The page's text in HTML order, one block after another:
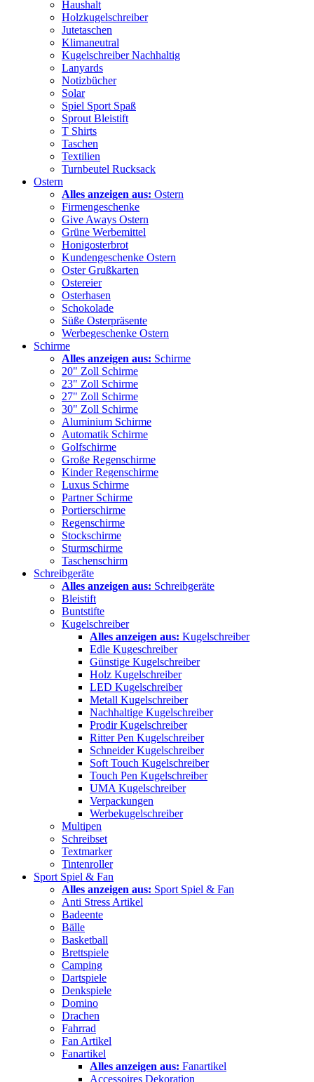
Haushalt
Holzkugelschreiber
Jutetaschen
Klimaneutral
Kugelschreiber Nachhaltig
Lanyards
Notizbücher
Solar
Spiel Sport Spaß
Sprout Bleistift
T Shirts
Taschen
Textilien
Turnbeutel Rucksack
Ostern
Alles anzeigen aus: Ostern
Firmengeschenke
Give Aways Ostern
Grüne Werbemittel
Honigosterbrot
Kundengeschenke Ostern
Oster Grußkarten
Ostereier
Osterhasen
Schokolade
Süße Osterpräsente
Werbegeschenke Ostern
Schirme
Alles anzeigen aus: Schirme
20" Zoll Schirme
23" Zoll Schirme
27" Zoll Schirme
30" Zoll Schirme
Aluminium Schirme
Automatik Schirme
Golfschirme
Große Regenschirme
Kinder Regenschirme
Luxus Schirme
Partner Schirme
Portierschirme
Regenschirme
Stockschirme
Sturmschirme
Taschenschirm
Schreibgeräte
Alles anzeigen aus: Schreibgeräte
Bleistift
Buntstifte
Kugelschreiber
Alles anzeigen aus: Kugelschreiber
Edle Kugeschreiber
Günstige Kugelschreiber
Holz Kugelschreiber
LED Kugelschreiber
Metall Kugelschreiber
Nachhaltige Kugelschreiber
Prodir Kugelschreiber
Ritter Pen Kugelschreiber
Schneider Kugelschreiber
Soft Touch Kugelschreiber
Touch Pen Kugelschreiber
UMA Kugelschreiber
Verpackungen
Werbekugelschreiber
Multipen
Schreibset
Textmarker
Tintenroller
Sport Spiel & Fan
Alles anzeigen aus: Sport Spiel & Fan
Anti Stress Artikel
Badeente
Bälle
Basketball
Brettspiele
Camping
Dartspiele
Denkspiele
Domino
Drachen
Fahrrad
Fan Artikel
Fanartikel
Alles anzeigen aus: Fanartikel
Accessoires Dekoration